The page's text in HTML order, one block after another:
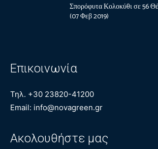
Σπορόφυτα Κολοκύθι σε 56
(07 Φεβ 2019)
Επικοινωνία
Τηλ. +30 23820-41200
Email: info@novagreen.gr
Ακολουθήστε μας